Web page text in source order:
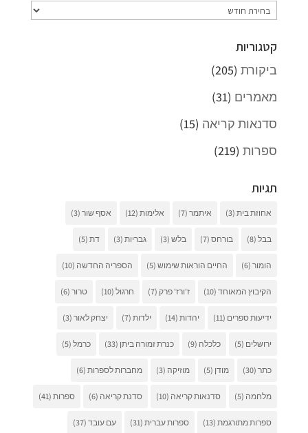
ארכיונים
קטגוריות
ביקורת(205)
מאמרים (31)
סדנאות קריאה (15)
ספרות(219)
תגיות
אחוזת בית(3) איתמר(7) אלימות(12) אסף שור(3)
בבל(8) בורחס(7) בלש(3) גבריות(3) דת(5)
הומור(6) החיים הוראות שימוש(5) הספריה החדשה (10)
הקיבוץ המאוחד(10) ז'ורז' פרק(7) חרגול(10) טרור(6)
ידיעות ספרים (11) יהדות(14) ילדות(7) יצחק לאור(3)
ירושלים (5) כלכלה (9) כנרת זמורה ביתן (33) כרמל(5)
כתר(30) מודן (5) מוזיקה (3) מחברות לספרות(6)
מלחמה (5) סדנאות קריאה (10) סדנת קריאה (6) ספרות(41)
ספרות מתורגמת(13) ספרות עברית(31) עם עובד(37)